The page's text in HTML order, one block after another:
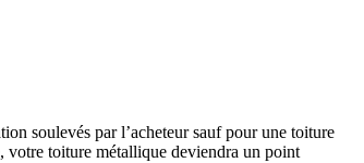
soulevés par l’acheteur sauf pour une toiture
votre toiture métallique deviendra un point